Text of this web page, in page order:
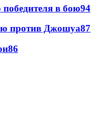
в бою94
против Джошуа87
86